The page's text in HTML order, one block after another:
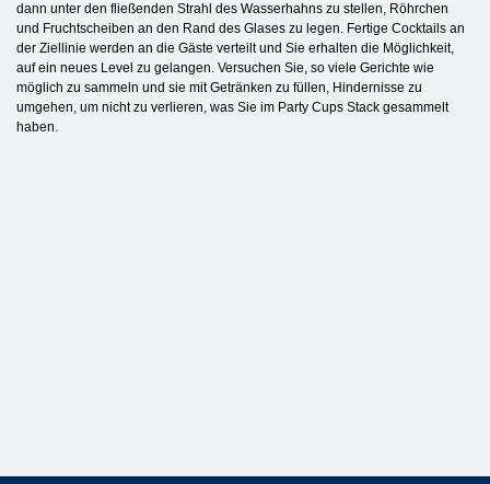
dann unter den fließenden Strahl des Wasserhahns zu stellen, Röhrchen
und Fruchtscheiben an den Rand des Glases zu legen. Fertige Cocktails an
der Ziellinie werden an die Gäste verteilt und Sie erhalten die Möglichkeit,
auf ein neues Level zu gelangen. Versuchen Sie, so viele Gerichte wie
möglich zu sammeln und sie mit Getränken zu füllen, Hindernisse zu
umgehen, um nicht zu verlieren, was Sie im Party Cups Stack gesammelt
haben.